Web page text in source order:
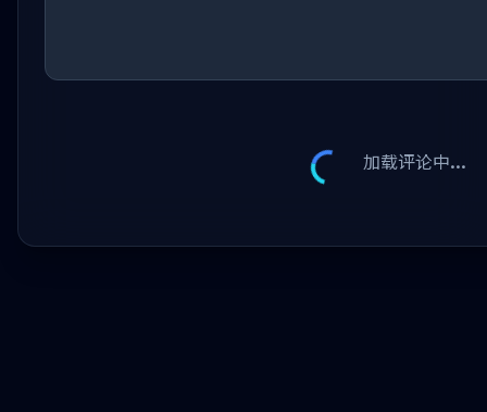
加载评论中...